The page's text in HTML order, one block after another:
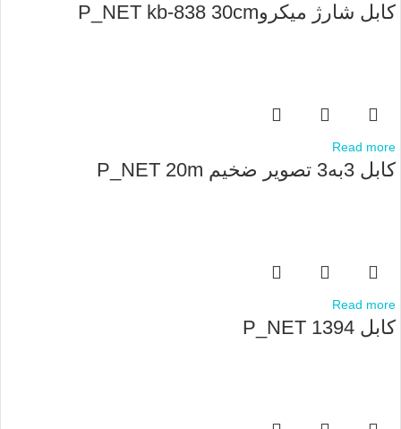
کابل شارژ میکروP_NET kb-838 30cm
Read more
کابل 3به3 تصویر ضخیم P_NET 20m
Read more
کابل P_NET 1394